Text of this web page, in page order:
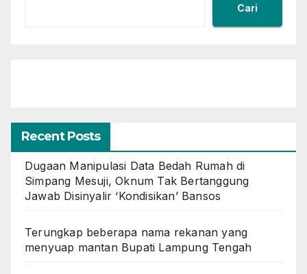
Cari
Recent Posts
Dugaan Manipulasi Data Bedah Rumah di
Simpang Mesuji, Oknum Tak Bertanggung
Jawab Disinyalir ‘Kondisikan’ Bansos
Terungkap beberapa nama rekanan yang
menyuap mantan Bupati Lampung Tengah